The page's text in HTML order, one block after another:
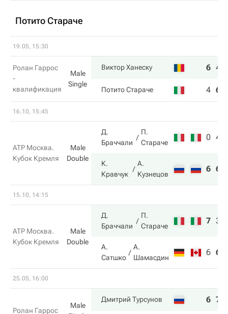
Потито Стараче
19.05, 15:30
Ролан Гаррос
-
квалификация
Male
Single
Виктор Ханеску 6 4
Потито Стараче 4 6
16.10, 15:45
ATP Москва.
Кубок Кремля
Male
Double
Д.
Браччали
П.
Стараче
0 4
К.
Кравчук
А.
Кузнецов
6 6
15.10, 14:15
ATP Москва.
Кубок Кремля
Male
Double
Д.
Браччали
П.
Стараче
7 3
А.
Сатшко
А.
Шамасдин
6 6
25.05, 16:00
Ролан Гаррос
Male
Дмитрий Турсунов 6 7